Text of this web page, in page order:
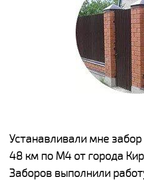
Устанавливали мне
48 км по М4 от города
Заборов выполнили